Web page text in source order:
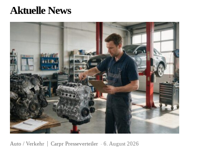
Aktuelle News
Auto / Verkehr Carpr Presseverteiler - 6. August 2026